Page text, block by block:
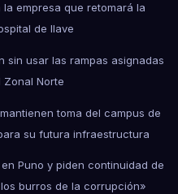
empresa que retomará la
de Ilave
sin usar las rampas asignadas
Zonal Norte
toma del campus de
su futura infraestructura
Puno y piden continuidad de
burros de la corrupción»